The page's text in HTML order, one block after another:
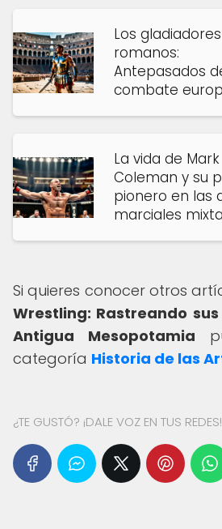
Los gladiadores
romanos:
Antepasados
combate
La vida de Mark
Coleman y su
pionero en las
marciales
Si quieres conocer otros
Wrestling: Rastreando
Antigua Mesopotamia
categoría Historia de las
¿TE GUSTÓ? ¡DALE VOZ EN TUS REDES!